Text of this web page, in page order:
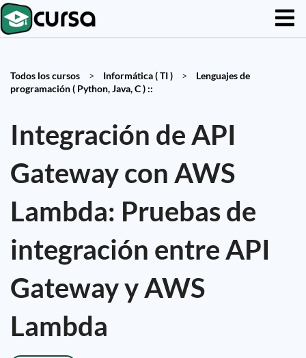
Todos los cursos > Informática ( TI ) >
Lenguajes de
programación ( Python, Java, C ) ::
Integración de API
Gateway con AWS
Lambda: Pruebas de
integración entre API
Gateway y AWS
Lambda